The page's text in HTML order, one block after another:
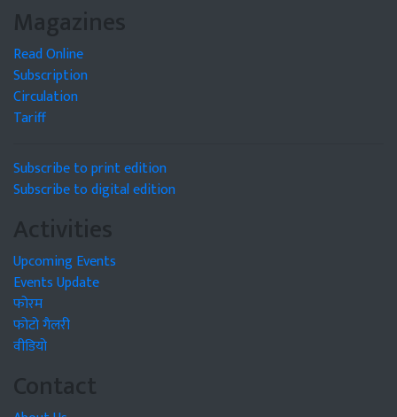
Magazines
Read Online
Subscription
Circulation
Tariff
Subscribe to print edition
Subscribe to digital edition
Activities
Upcoming Events
Events Update
फोरम
फोटो गैलरी
वीडियो
Contact